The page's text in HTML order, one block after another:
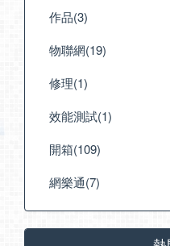
作品(3)
物聯網(19)
修理(1)
效能測試(1)
開箱(109)
網樂通(7)